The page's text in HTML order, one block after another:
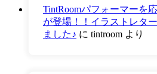
TintRoomパフォーマーを
が登場！！イラストレタ
ました♪ に tintroom より